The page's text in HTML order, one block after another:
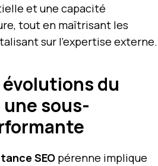
et une capacité
tout en maîtrisant les
sur l’expertise externe.
du
sous-
SEO pérenne implique